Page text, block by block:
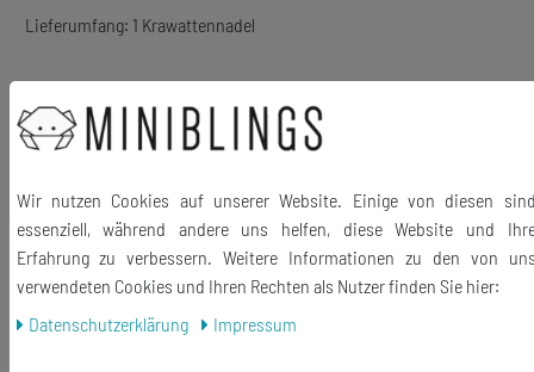
Lieferumfang: 1 Krawattennadel
Violinschlüssel Schlüsselanhänger
Miniblings Anhänger Musik
Notenschlüssel XL
Wir nutzen Cookies auf unserer Website. Einige von diesen
essenziell, während andere uns helfen, diese Website und
Erfahrung zu verbessern. Weitere Informationen zu den von
verwendeten Cookies und Ihren Rechten als Nutzer finden Sie hier:
Daten­schutz­erklärung
Impressum